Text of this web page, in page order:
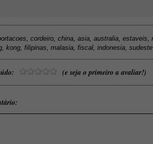
cordeiro china asia australia estaveis
kong filipinas malasia fiscal indonesia sudeste
(e seja o primeiro a avaliar!)